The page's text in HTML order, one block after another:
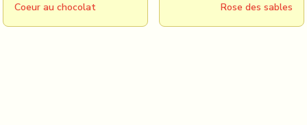
Coeur au chocolat Rose des sables